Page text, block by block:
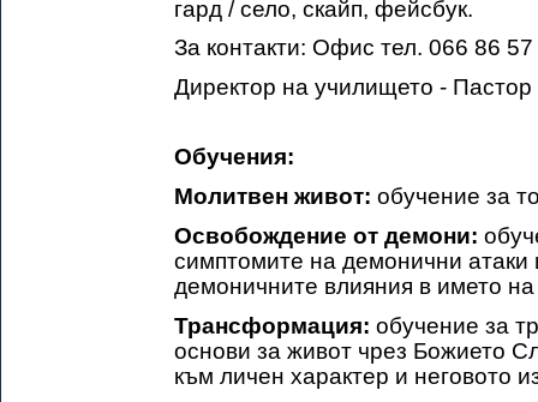
гард / село, скайп, фейсбук.
За контакти: Офис тел. 066 86
Директор на училището -
Обучения:
Молитвен живот: обучение за
Освобождение от демони:
симптомите на демонични атаки
демоничните влияния в името
Трансформация: обучение за
основи за живот чрез Божието
към личен характер и неговото